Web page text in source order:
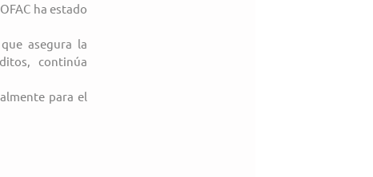
ha estado
asegura la
continúa
para el